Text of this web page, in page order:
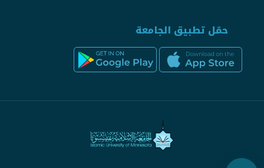
حمّل تطبيق الجامعة